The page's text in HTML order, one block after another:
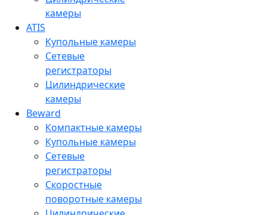
камеры
ATIS
Купольные камеры
Сетевые
регистраторы
Цилиндрические
камеры
Beward
Компактные камеры
Купольные камеры
Сетевые
регистраторы
Скоростные
поворотные камеры